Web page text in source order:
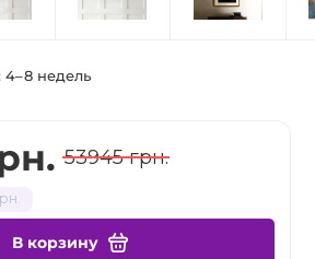
недель
53945 грн.
В корзину